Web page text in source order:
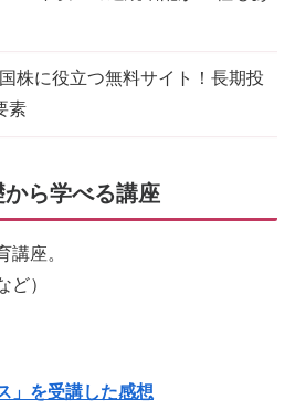
株に役立つ無料サイト！長期投
素
ら学べる講座
座。
ど）
」を受講した感想